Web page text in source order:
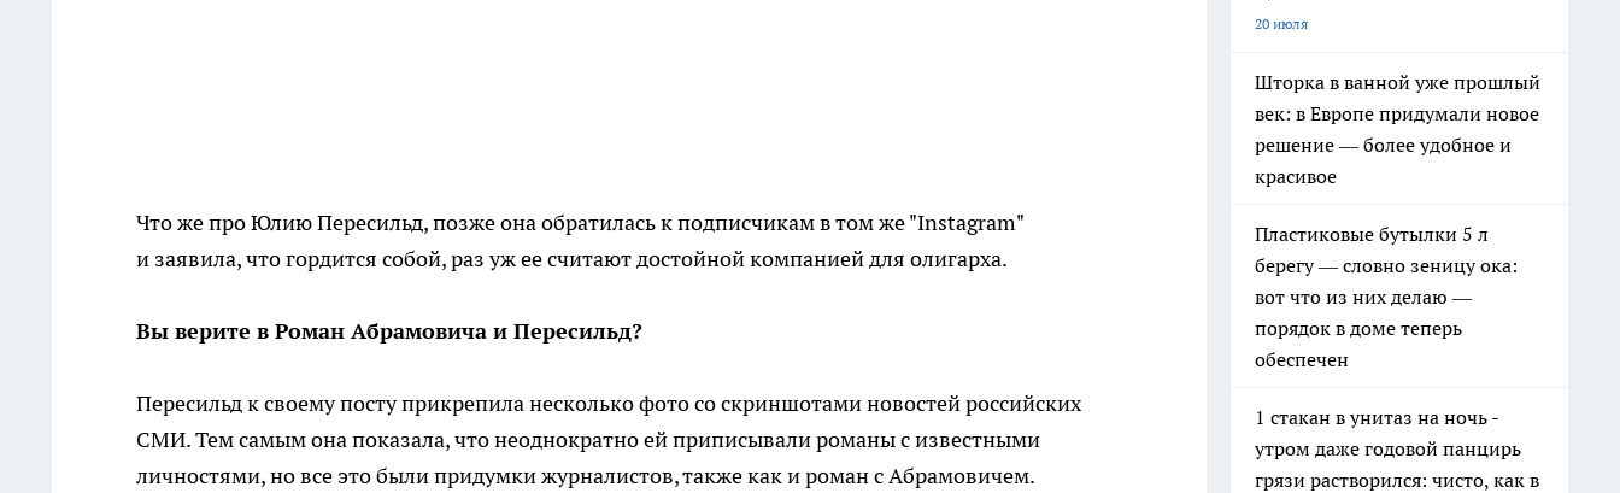
Что же про Юлию Пересильд, позже она обратилась к подписчикам в том же "Instagram"
и заявила, что гордится собой, раз уж ее считают достойной компанией для олигарха.
Вы верите в Роман Абрамовича и Пересильд?
Пересильд к своему посту прикрепила несколько фото со скриншотами новостей российских
СМИ. Тем самым она показала, что неоднократно ей приписывали романы с известными
личностями, но все это были придумки журналистов, также как и роман с Абрамовичем.
20 июля
Шторка в ванной уже прошлый
век: в Европе придумали новое
решение — более удобное и
красивое
Пластиковые бутылки 5 л
берегу — словно зеницу ока:
вот что из них делаю —
порядок в доме теперь
обеспечен
1 стакан в унитаз на ночь -
утром даже годовой панцирь
грязи растворился: чисто, как в